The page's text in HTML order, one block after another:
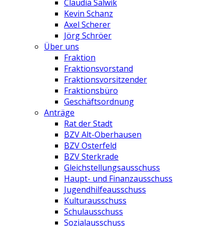
Claudia Salwik
Kevin Schanz
Axel Scherer
Jörg Schröer
Über uns
Fraktion
Fraktionsvorstand
Fraktionsvorsitzender
Fraktionsbüro
Geschäftsordnung
Anträge
Rat der Stadt
BZV Alt-Oberhausen
BZV Osterfeld
BZV Sterkrade
Gleichstellungsausschuss
Haupt- und Finanzausschuss
Jugendhilfeausschuss
Kulturausschuss
Schulausschuss
Sozialausschuss